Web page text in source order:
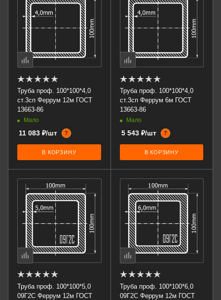
Труба проф. 100*100*4,0
ст.3сп Феррум 12м ГОСТ
13663-86
Мало
11 083 ₽/шт ?
В КОРЗИНУ
Труба проф. 100*100*4,0
ст.3сп Феррум 6м ГОСТ
13663-86
Мало
5 543 ₽/шт ?
В КОРЗИНУ
Труба проф. 100*100*5,0
09Г2С Феррум 12м ГОСТ
Труба проф. 100*100*6,0
09Г2С Феррум 12м ГОСТ